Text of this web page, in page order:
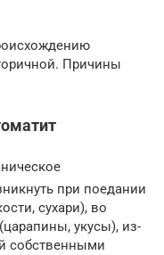
Причины
при поедании
сухари), во
укусы), из-
собственными